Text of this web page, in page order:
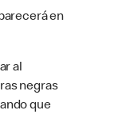
en
al
negras
que